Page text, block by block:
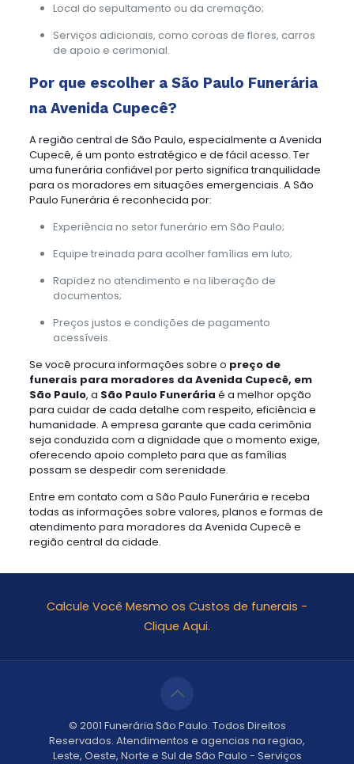
Local do sepultamento ou da cremação;
Serviços adicionais, como coroas de flores, carros
de apoio e cerimonial.
Por que escolher a São Paulo Funerária
na Avenida Cupecê?
A região central de São Paulo, especialmente a Avenida
Cupecê, é um ponto estratégico e de fácil acesso. Ter
uma funerária confiável por perto significa tranquilidade
para os moradores em situações emergenciais. A São
Paulo Funerária é reconhecida por:
Experiência no setor funerário em São Paulo;
Equipe treinada para acolher famílias em luto;
Rapidez no atendimento e na liberação de
documentos;
Preços justos e condições de pagamento
acessíveis.
Se você procura informações sobre o preço de
funerais para moradores da Avenida Cupecê, em
São Paulo, a São Paulo Funerária é a melhor opção
para cuidar de cada detalhe com respeito, eficiência e
humanidade. A empresa garante que cada cerimônia
seja conduzida com a dignidade que o momento exige,
oferecendo apoio completo para que as famílias
possam se despedir com serenidade.
Entre em contato com a São Paulo Funerária e receba
todas as informações sobre valores, planos e formas de
atendimento para moradores da Avenida Cupecê e
região central da cidade.
Calcule Você Mesmo os Custos de funerais -
Clique Aqui.
© 2001 Funerária São Paulo. Todos Direitos
Reservados. Atendimentos e agencias na regiao,
Leste, Oeste, Norte e Sul de São Paulo - Serviços